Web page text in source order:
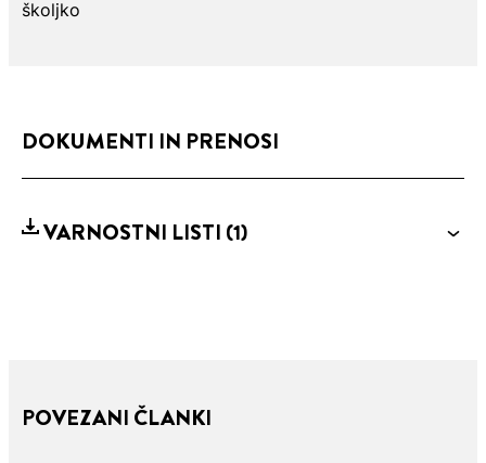
školjko
DOKUMENTI IN PRENOSI
VARNOSTNI LISTI (1)
POVEZANI ČLANKI